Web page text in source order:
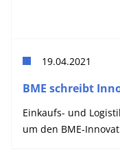
19.04.2021
BME schreibt
Einkaufs- und
um den BME-